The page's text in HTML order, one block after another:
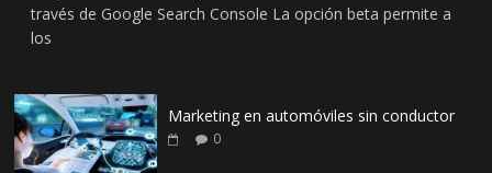
través de Google Search Console La opción beta permite a
los
Marketing en automóviles sin conductor
0